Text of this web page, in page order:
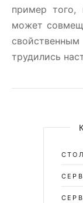
пример того,
может
трудились